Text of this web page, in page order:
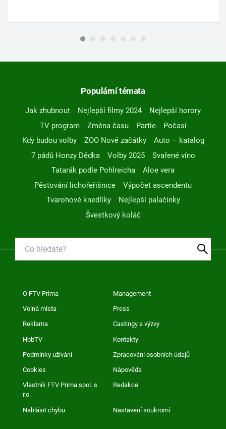
Populární témata
Jak zhubnout Nejlepší filmy 2024
Nejlepší horory
TV program
Změna času Partie
Počasí
Kdy budou volby
ZOO Nové začátky
Auto – katalog
7 pádů Honzy Dědka
Volby 2025
Svařené víno
Tatarák podle Pohlreicha
Aloe vera
Pěstování lichořeřišnice
Výpočet ascendentu
Tvarohové knedlíky
Nejlepší palačinky
Švestkový koláč
O FTV Prima Management
Volná místa Press
Reklama Castingy a výzvy
HbbTV Kontakty
Podmínky užívání Zpracování osobních údajů
Cookies Nápověda
Vlastník FTV Prima spol. s
r.o.
Redakce
Nahlásit chybu Nastavení soukromí